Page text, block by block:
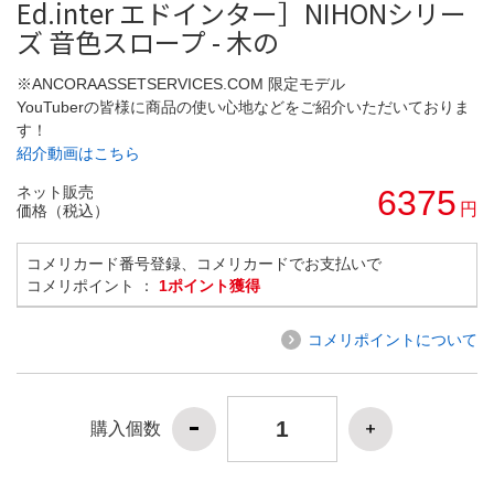
Ed.inter エドインター］NIHONシリー
ズ 音色スロープ - 木の
※ANCORAASSETSERVICES.COM 限定モデル
YouTuberの皆様に商品の使い心地などをご紹介いただいておりま
す！
紹介動画はこちら
ネット販売
価格（税込）
6375 円
コメリカード番号登録、コメリカードでお支払いで
コメリポイント ： 1ポイント獲得
コメリポイントについて
購入個数